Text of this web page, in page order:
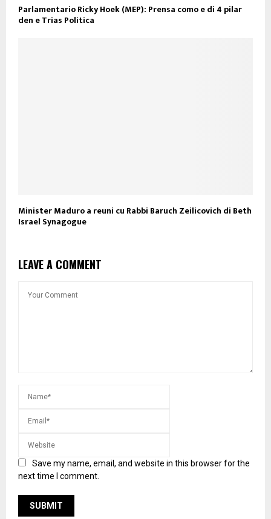
Parlamentario Ricky Hoek (MEP): Prensa como e di 4 pilar
den e Trias Politica
Minister Maduro a reuni cu Rabbi Baruch Zeilicovich di Beth
Israel Synagogue
LEAVE A COMMENT
Save my name, email, and website in this browser for the
next time I comment.